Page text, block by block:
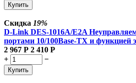
Купить
Скидка 19%
D-Link DES-1016A/E2A
портами 10/100Base-TX и функцией
2 967 Р 2 410 Р
+
−
Купить